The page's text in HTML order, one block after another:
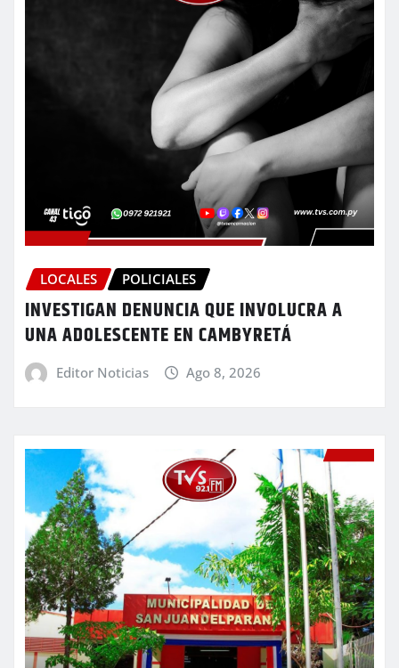
LOCALES POLICIALES
INVESTIGAN DENUNCIA QUE INVOLUCRA A
UNA ADOLESCENTE EN CAMBYRETÁ
Editor Noticias Ago 8, 2026